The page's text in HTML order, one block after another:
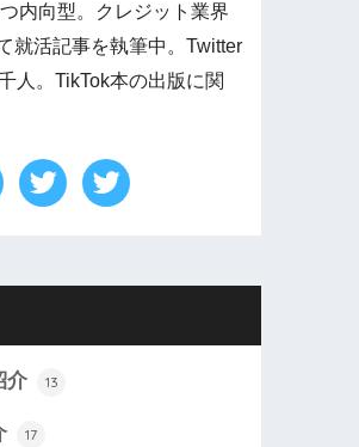
内向型。クレジット業界
就活記事を執筆中。Twitter
人。TikTok本の出版に関
介 13
17